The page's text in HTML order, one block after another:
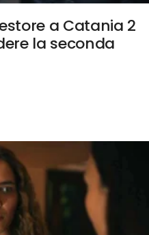
a Catania 2
la seconda